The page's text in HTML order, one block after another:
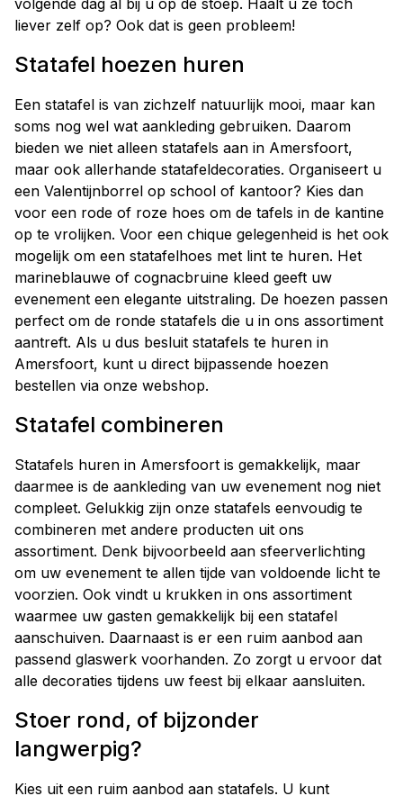
volgende dag al bij u op de stoep. Haalt u ze toch
liever zelf op? Ook dat is geen probleem!
Statafel hoezen huren
Een statafel is van zichzelf natuurlijk mooi, maar kan
soms nog wel wat aankleding gebruiken. Daarom
bieden we niet alleen statafels aan in Amersfoort,
maar ook allerhande statafeldecoraties. Organiseert u
een Valentijnborrel op school of kantoor? Kies dan
voor een rode of roze hoes om de tafels in de kantine
op te vrolijken. Voor een chique gelegenheid is het ook
mogelijk om een statafelhoes met lint te huren. Het
marineblauwe of cognacbruine kleed geeft uw
evenement een elegante uitstraling. De hoezen passen
perfect om de ronde statafels die u in ons assortiment
aantreft. Als u dus besluit statafels te huren in
Amersfoort, kunt u direct bijpassende hoezen
bestellen via onze webshop.
Statafel combineren
Statafels huren in Amersfoort is gemakkelijk, maar
daarmee is de aankleding van uw evenement nog niet
compleet. Gelukkig zijn onze statafels eenvoudig te
combineren met andere producten uit ons
assortiment. Denk bijvoorbeeld aan sfeerverlichting
om uw evenement te allen tijde van voldoende licht te
voorzien. Ook vindt u krukken in ons assortiment
waarmee uw gasten gemakkelijk bij een statafel
aanschuiven. Daarnaast is er een ruim aanbod aan
passend glaswerk voorhanden. Zo zorgt u ervoor dat
alle decoraties tijdens uw feest bij elkaar aansluiten.
Stoer rond, of bijzonder
langwerpig?
Kies uit een ruim aanbod aan statafels. U kunt